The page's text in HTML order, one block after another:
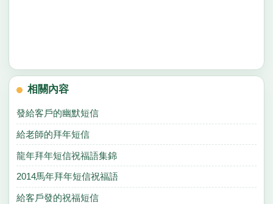
相關內容
發給客戶的幽默短信
給老師的拜年短信
龍年拜年短信祝福語集錦
2014馬年拜年短信祝福語
給客戶發的祝福短信